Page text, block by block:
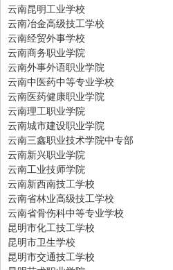
云南昆明工业学校
云南冶金高级技工学校
云南经贸外事学校
云南商务职业学院
云南外事外语职业学院
云南中医药中等专业学校
云南医药健康职业学院
云南理工职业学院
云南城市建设职业学院
云南三鑫职业技术学院中专部
云南新兴职业学院
云南工业技师学院
云南新西南技工学校
云南省林业高级技工学校
云南省骨伤科中等专业学校
昆明市化工技工学校
昆明市卫生学校
昆明市交通技工学校